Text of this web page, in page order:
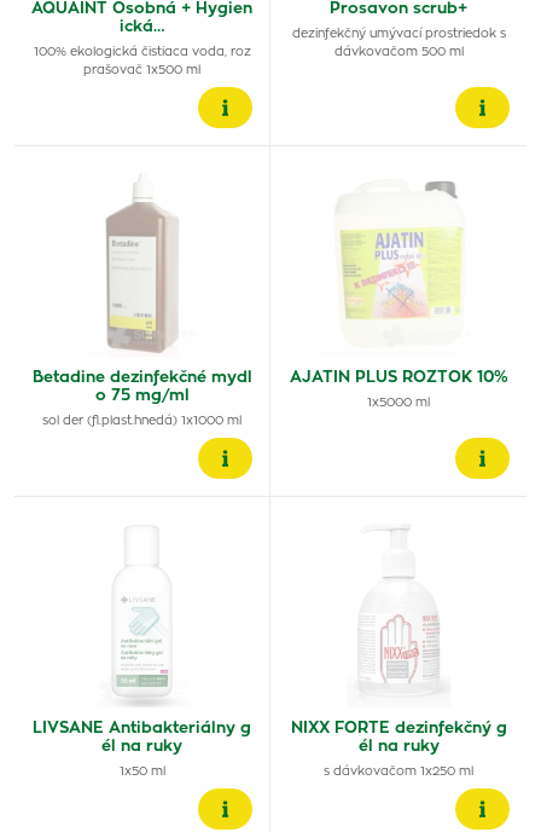
AQUAINT Osobná + Hygien
ická…
100% ekologická čistiaca voda, roz
prašovač 1x500 ml
Prosavon scrub+
dezinfekčný umývací prostriedok s
dávkovačom 500 ml
Betadine dezinfekčné mydl
o 75 mg/ml
sol der (fl.plast.hnedá) 1x1000 ml
AJATIN PLUS ROZTOK 10%
1x5000 ml
LIVSANE Antibakteriálny g
él na ruky
1x50 ml
NIXX FORTE dezinfekčný g
él na ruky
s dávkovačom 1x250 ml